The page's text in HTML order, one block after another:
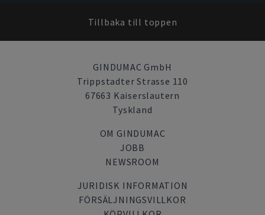
Tillbaka till toppen
GINDUMAC GmbH
Trippstadter Strasse 110
67663 Kaiserslautern
Tyskland
OM GINDUMAC
JOBB
NEWSROOM
JURIDISK INFORMATION
FÖRSÄLJNINGSVILLKOR